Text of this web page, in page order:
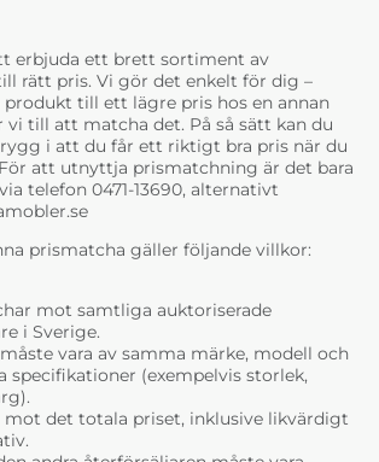
erbjuda ett brett sortiment av
rätt pris. Vi gör det enkelt för dig –
till ett lägre pris hos en annan
vi till att matcha det. På så sätt kan du
i att du får ett riktigt bra pris när du
att utnyttja prismatchning är det bara
telefon 0471-13690, alternativt
prismatcha gäller följande villkor:
mot samtliga auktoriserade
i Sverige.
vara av samma märke, modell och
specifikationer (exempelvis storlek,
det totala priset, inklusive likvärdigt